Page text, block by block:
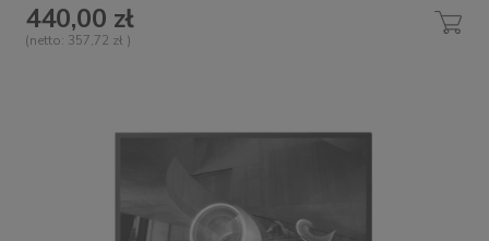
440,00 zł
(netto: 357,72 zł )